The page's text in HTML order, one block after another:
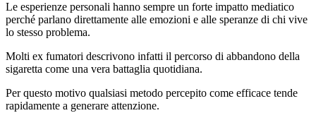
Le esperienze personali hanno sempre un forte impatto mediatico
perché parlano direttamente alle emozioni e alle speranze di chi vive
lo stesso problema.
Molti ex fumatori descrivono infatti il percorso di abbandono della
sigaretta come una vera battaglia quotidiana.
Per questo motivo qualsiasi metodo percepito come efficace tende
rapidamente a generare attenzione.